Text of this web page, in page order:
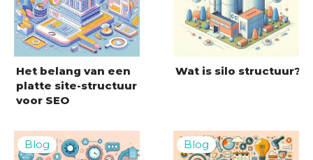
Het belang van een
platte site-structuur
voor SEO
Wat is silo structuur?